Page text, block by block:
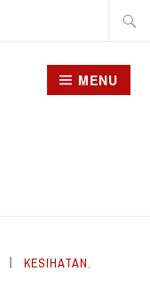
MENU
KESIHATAN